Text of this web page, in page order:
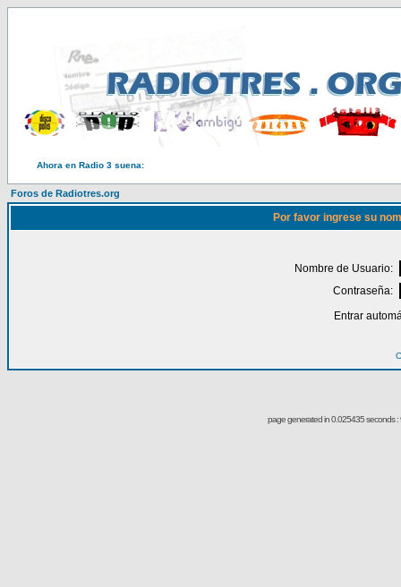
Ahora en Radio 3 suena:
Foros de Radiotres.org
Por favor ingrese su
Nombre de Usuario:
Contraseña:
Entrar
page generated in 0.025435 seconds :